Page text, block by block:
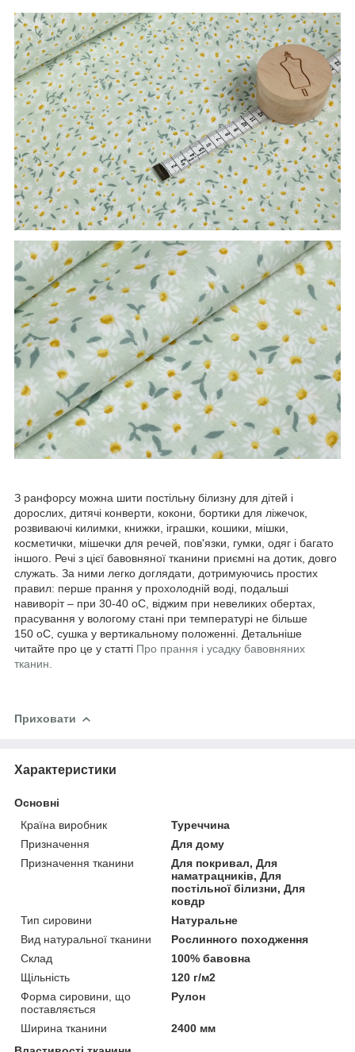
З ранфорсу можна шити постільну білизну для дітей і
дорослих, дитячі конверти, кокони, бортики для ліжечок,
розвиваючі килимки, книжки, іграшки, кошики, мішки,
косметички, мішечки для речей, пов'язки, гумки, одяг і багато
іншого. Речі з цієї бавовняної тканини приємні на дотик, довго
служать. За ними легко доглядати, дотримуючись простих
правил: перше прання у прохолодній воді, подальші
навиворіт – при 30-40 оС, віджим при невеликих обертах,
прасування у вологому стані при температурі не більше
150 оС, сушка у вертикальному положенні. Детальніше
читайте про це у статті Про прання і усадку бавовняних
тканин.
Приховати
Характеристики
Основні
Країна виробник
Туреччина
Призначення
Для дому
Призначення тканини
Для покривал, Для
наматрацників, Для
постільної білизни, Для
ковдр
Тип сировини
Натуральне
Вид натуральної тканини
Рослинного походження
Склад
100% бавовна
Щільність
120 г/м2
Форма сировини, що
поставляється
Рулон
Ширина тканини
2400 мм